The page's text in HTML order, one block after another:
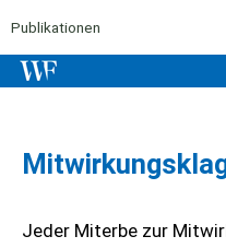
Publikationen
Jeder Miterbe zur